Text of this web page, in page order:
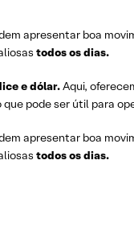
apresentar boa
todos os dias.
e dólar.Aqui,
pode ser útil para
apresentar boa
todos os dias.